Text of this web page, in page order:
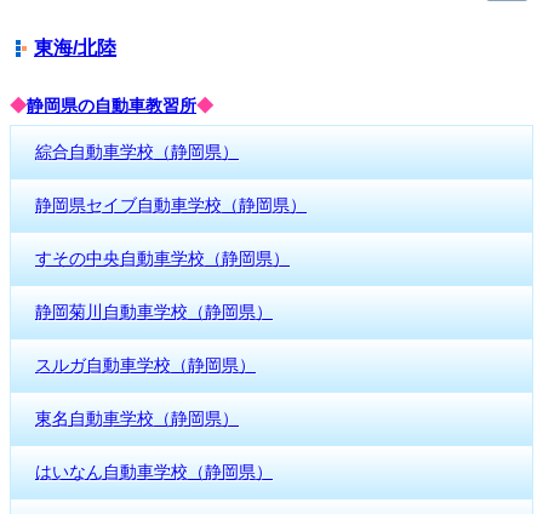
東海/北陸
◆静岡県の自動車教習所◆
綜合自動車学校（静岡県）
静岡県セイブ自動車学校（静岡県）
すその中央自動車学校（静岡県）
静岡菊川自動車学校（静岡県）
スルガ自動車学校（静岡県）
東名自動車学校（静岡県）
はいなん自動車学校（静岡県）